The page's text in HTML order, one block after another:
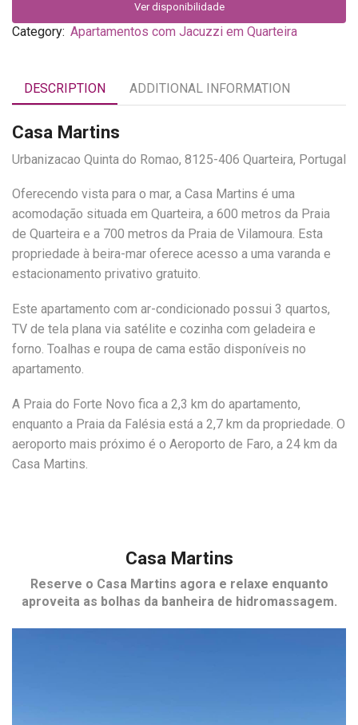
Ver disponibilidade
Category: Apartamentos com Jacuzzi em Quarteira
DESCRIPTION ADDITIONAL INFORMATION
Casa Martins
Urbanizacao Quinta do Romao, 8125-406 Quarteira, Portugal
Oferecendo vista para o mar, a Casa Martins é uma
acomodação situada em Quarteira, a 600 metros da Praia
de Quarteira e a 700 metros da Praia de Vilamoura. Esta
propriedade à beira-mar oferece acesso a uma varanda e
estacionamento privativo gratuito.
Este apartamento com ar-condicionado possui 3 quartos,
TV de tela plana via satélite e cozinha com geladeira e
forno. Toalhas e roupa de cama estão disponíveis no
apartamento.
A Praia do Forte Novo fica a 2,3 km do apartamento,
enquanto a Praia da Falésia está a 2,7 km da propriedade. O
aeroporto mais próximo é o Aeroporto de Faro, a 24 km da
Casa Martins.
Casa Martins
Reserve o Casa Martins agora e relaxe enquanto
aproveita as bolhas da banheira de hidromassagem.